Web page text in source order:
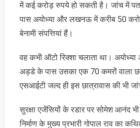
में कई करोड़ रुपये हो सकती है। जांच में
पास अयोध्या और लखनऊ में करीब 50
बेनामी संपत्तियां हैं।
वह कभी ऑटो रिक्शा चलाता था। अयोध्या
अड्डे के पास उसका एक 70 कमरों वाला
एसआईटी जल्द ही इस छात्रावास की भी
सुरक्षा एजेंसियों के रडार पर सोमेश आनंद
निर्माण के मुख्य प्रभारी गोपाल राव का